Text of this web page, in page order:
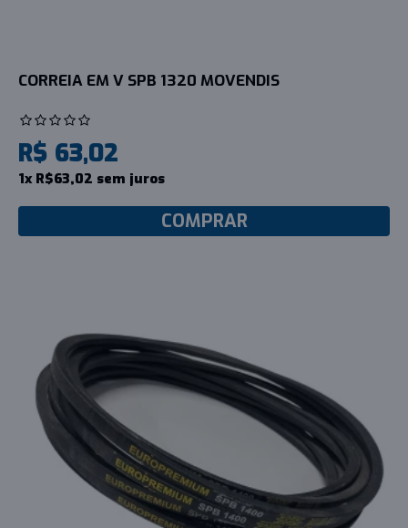
CORREIA EM V SPB 1320 MOVENDIS
R$ 63,02
1x R$63,02 sem juros
COMPRAR